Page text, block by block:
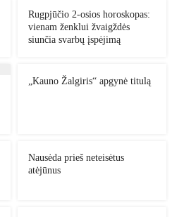
Rugpjūčio 2-osios horoskopas:
vienam ženklui žvaigždės
siunčia svarbų įspėjimą
„Kauno Žalgiris“ apgynė titulą
Nausėda prieš neteisėtus
atėjūnus